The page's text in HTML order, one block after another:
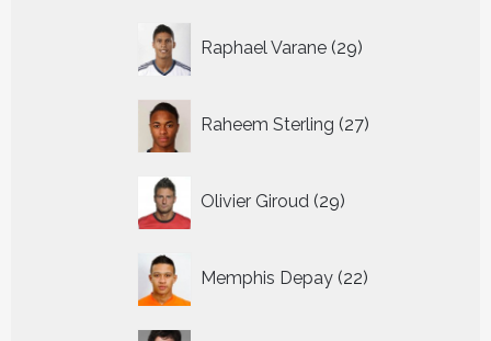
Raphael Varane 29
producten
Raheem Sterling 27
producten
Olivier Giroud 29
producten
Memphis Depay 22
producten